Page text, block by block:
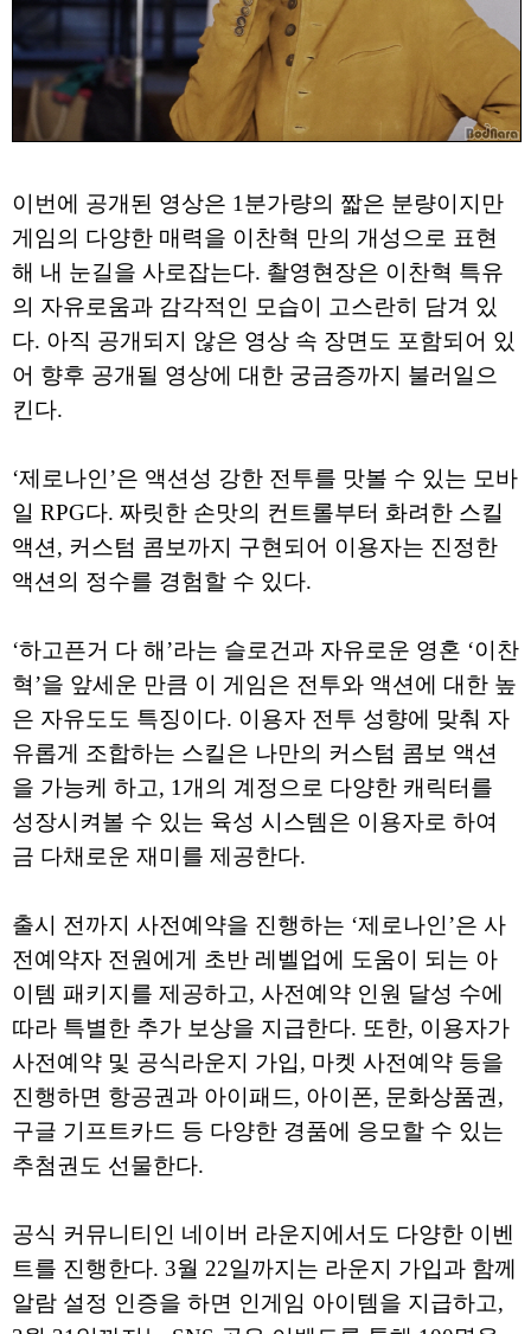
이번에 공개된 영상은 1분가량의 짧은 분량이지만
게임의 다양한 매력을 이찬혁 만의 개성으로 표현
해 내 눈길을 사로잡는다. 촬영현장은 이찬혁 특유
의 자유로움과 감각적인 모습이 고스란히 담겨 있
다. 아직 공개되지 않은 영상 속 장면도 포함되어 있
어 향후 공개될 영상에 대한 궁금증까지 불러일으
킨다.
‘제로나인’은 액션성 강한 전투를 맛볼 수 있는 모바
일 RPG다. 짜릿한 손맛의 컨트롤부터 화려한 스킬
액션, 커스텀 콤보까지 구현되어 이용자는 진정한
액션의 정수를 경험할 수 있다.
‘하고픈거 다 해’라는 슬로건과 자유로운 영혼 ‘이찬
혁’을 앞세운 만큼 이 게임은 전투와 액션에 대한 높
은 자유도도 특징이다. 이용자 전투 성향에 맞춰 자
유롭게 조합하는 스킬은 나만의 커스텀 콤보 액션
을 가능케 하고, 1개의 계정으로 다양한 캐릭터를
성장시켜볼 수 있는 육성 시스템은 이용자로 하여
금 다채로운 재미를 제공한다.
출시 전까지 사전예약을 진행하는 ‘제로나인’은 사
전예약자 전원에게 초반 레벨업에 도움이 되는 아
이템 패키지를 제공하고, 사전예약 인원 달성 수에
따라 특별한 추가 보상을 지급한다. 또한, 이용자가
사전예약 및 공식라운지 가입, 마켓 사전예약 등을
진행하면 항공권과 아이패드, 아이폰, 문화상품권,
구글 기프트카드 등 다양한 경품에 응모할 수 있는
추첨권도 선물한다.
공식 커뮤니티인 네이버 라운지에서도 다양한 이벤
트를 진행한다. 3월 22일까지는 라운지 가입과 함께
알람 설정 인증을 하면 인게임 아이템을 지급하고,